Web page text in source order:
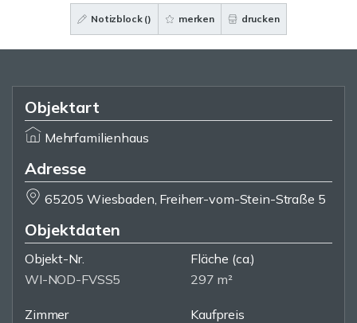
Notizblock () merken drucken
Objektart
Mehrfamilienhaus
Adresse
65205 Wiesbaden, Freiherr-vom-Stein-Straße 5
Objektdaten
Objekt-Nr.
WI-NOD-FVSS5
Fläche (ca.)
297 m²
Zimmer
Kaufpreis